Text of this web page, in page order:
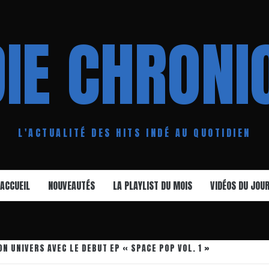
L'ACTUALITÉ DES HITS INDÉ AU QUOTIDIEN
ACCUEIL NOUVEAUTÉS LA PLAYLIST DU MOIS VIDÉOS DU JOUR
UNIVERS AVEC LE DEBUT EP « SPACE POP VOL. 1 »